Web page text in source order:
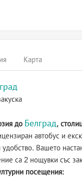
Карта
до Белград,
автобус и
Вашето
са 2 нощувки със
посещения: